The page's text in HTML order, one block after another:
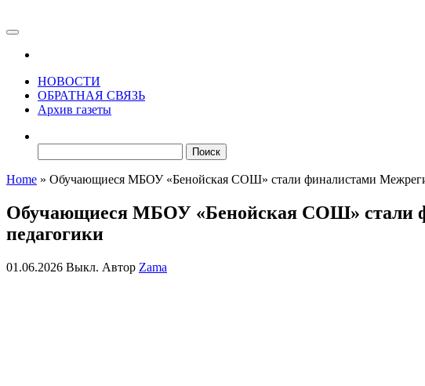
НОВОСТИ
ОБРАТНАЯ СВЯЗЬ
Архив газеты
Home » Обучающиеся МБОУ «Бенойская СОШ» стали финалистами
Обучающиеся МБОУ «Бенойская СОШ» стали
педагогики
01.06.2026 Выкл. Автор Zama